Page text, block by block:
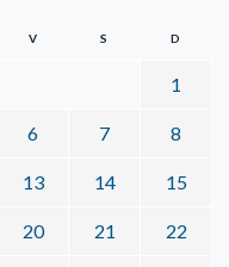
V S D
1
6 7 8
13 14 15
20 21 22